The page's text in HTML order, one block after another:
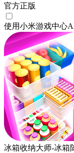
官方正版
使用小米游戏中心
冰箱收纳大师-冰箱